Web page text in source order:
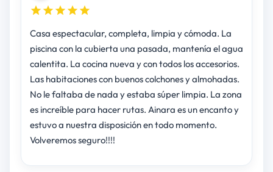
Casa espectacular, completa, limpia y cómoda. La
piscina con la cubierta una pasada, mantenía el agua
calentita. La cocina nueva y con todos los accesorios.
Las habitaciones con buenos colchones y almohadas.
No le faltaba de nada y estaba súper limpia. La zona
es increíble para hacer rutas. Ainara es un encanto y
estuvo a nuestra disposición en todo momento.
Volveremos seguro!!!!